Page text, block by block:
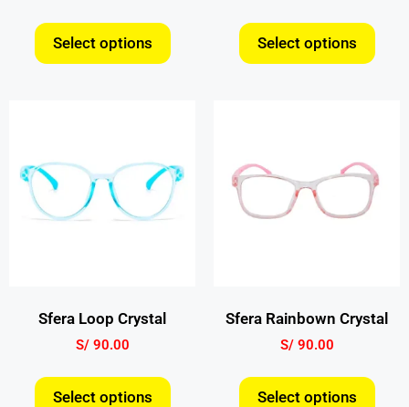
Select options Select options
Sfera Loop Crystal
S/90.00
Select options
Sfera Rainbown Crystal
S/90.00
Select options